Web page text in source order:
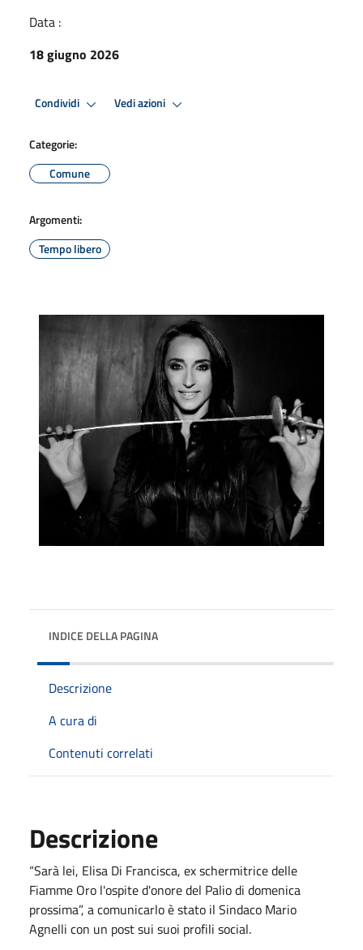
Data :
18 giugno 2026
Condividi Vedi azioni
Categorie:
Comune
Argomenti:
Tempo libero
INDICE DELLA PAGINA
Descrizione
A cura di
Contenuti correlati
Descrizione
“Sarà lei, Elisa Di Francisca, ex schermitrice delle
Fiamme Oro l'ospite d'onore del Palio di domenica
prossima”, a comunicarlo è stato il Sindaco Mario
Agnelli con un post sui suoi profili social.